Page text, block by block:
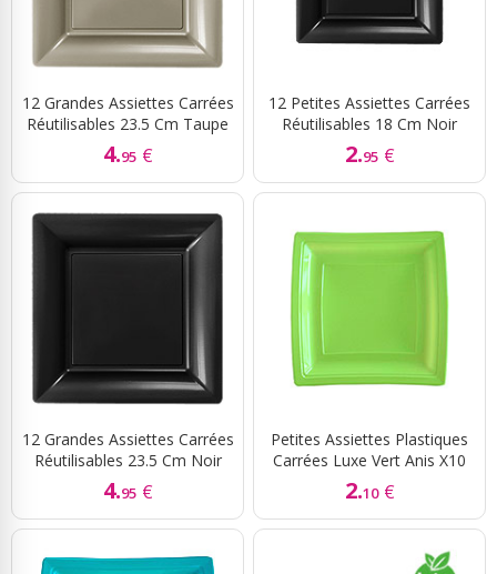
12 Grandes Assiettes Carrées
Réutilisables 23.5 Cm Taupe
4.95 €
12 Petites Assiettes Carrées
Réutilisables 18 Cm Noir
2.95 €
12 Grandes Assiettes Carrées
Réutilisables 23.5 Cm Noir
4.95 €
Petites Assiettes Plastiques
Carrées Luxe Vert Anis X10
2.10 €